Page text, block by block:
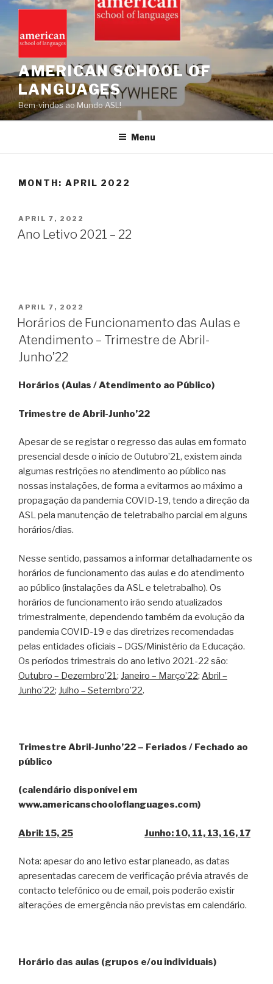
Skip
content
AMERICAN SCHOOL OF
LANGUAGES
Bem-vindos ao Mundo ASL!
Menu
MONTH: APRIL 2022
POSTED
ON
APRIL 7, 2022
Ano Letivo 2021 – 22
POSTED
ON
APRIL 7, 2022
Horários de Funcionamento das Aulas e
Atendimento – Trimestre de Abril-
Junho’22
Horários (Aulas / Atendimento ao Público)
Trimestre de Abril-Junho’22
Apesar de se registar o regresso das aulas em formato
presencial desde o início de Outubro’21, existem ainda
algumas restrições no atendimento ao público nas
nossas instalações, de forma a evitarmos ao máximo a
propagação da pandemia COVID-19, tendo a direção da
ASL pela manutenção de teletrabalho parcial em alguns
horários/dias.
Nesse sentido, passamos a informar detalhadamente os
horários de funcionamento das aulas e do atendimento
ao público (instalações da ASL e teletrabalho). Os
horários de funcionamento irão sendo atualizados
trimestralmente, dependendo também da evolução da
pandemia COVID-19 e das diretrizes recomendadas
pelas entidades oficiais – DGS/Ministério da Educação.
Os períodos trimestrais do ano letivo 2021-22 são:
Outubro – Dezembro’21 ; Janeiro – Março’22; Abril –
Junho’22; Julho – Setembro’22.
Trimestre Abril-Junho’22 – Feriados / Fechado ao
público
(calendário disponível em
www.americanschooloflanguages.com)
Abril: 15, 25 Junho: 10, 11, 13, 16, 17
Nota: apesar do ano letivo estar planeado, as datas
apresentadas carecem de verificação prévia através de
contacto telefónico ou de email, pois poderão existir
alterações de emergência não previstas em calendário.
Horário das aulas (grupos e/ou individuais)